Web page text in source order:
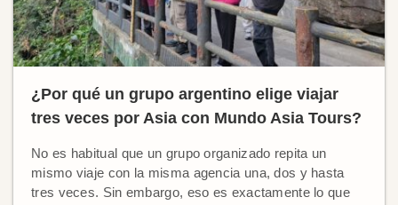
¿Por qué un grupo argentino elige viajar
tres veces por Asia con Mundo Asia Tours?
No es habitual que un grupo organizado repita un
mismo viaje con la misma agencia una, dos y hasta
tres veces. Sin embargo, eso es exactamente lo que